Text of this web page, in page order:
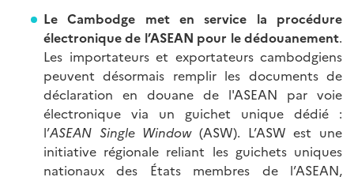
Le Cambodge met en service la procédure
électronique de l’ASEAN pour le dédouanement.
Les importateurs et exportateurs cambodgiens
peuvent désormais remplir les documents de
déclaration en douane de l'ASEAN par voie
électronique via un guichet unique dédié :
l’ASEAN Single Window(ASW). L’ASW est une
initiative régionale reliant les guichets uniques
nationaux des États membres de l’ASEAN,